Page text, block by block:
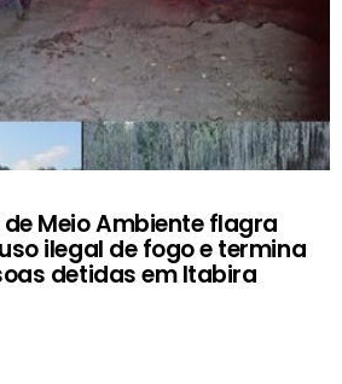
Meio Ambiente flagra
ilegal de fogo e termina
detidas em Itabira